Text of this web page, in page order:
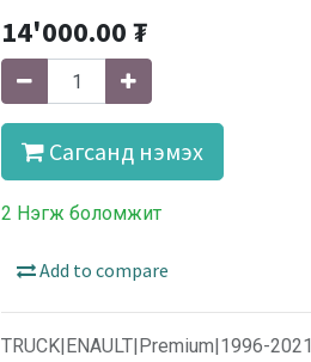
14'000.00₮
Сагсанд нэмэх
2 Нэгж боломжит
Add to compare
TRUCK|ENAULT|Premium|1996-2021